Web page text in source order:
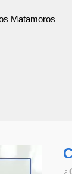
Matamoros